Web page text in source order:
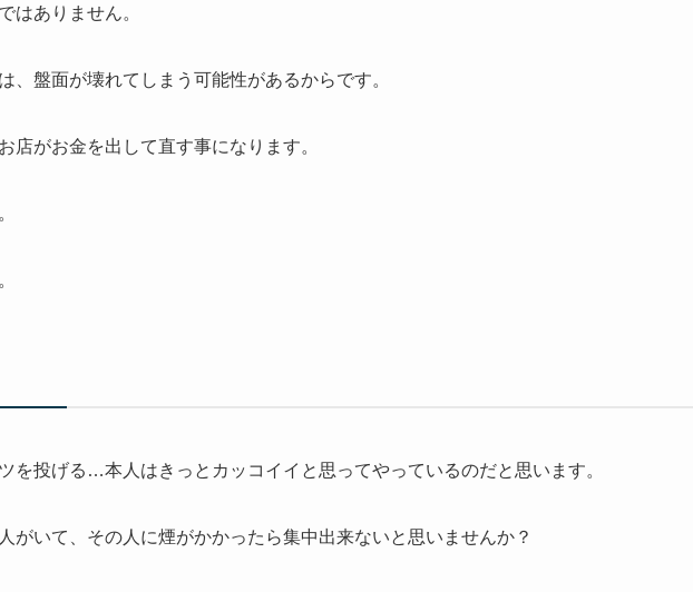
はありません。
、盤面が壊れてしまう可能性があるからです。
店がお金を出して直す事になります。
を投げる…本人はきっとカッコイイと思ってやっているのだと思います。
がいて、その人に煙がかかったら集中出来ないと思いませんか？